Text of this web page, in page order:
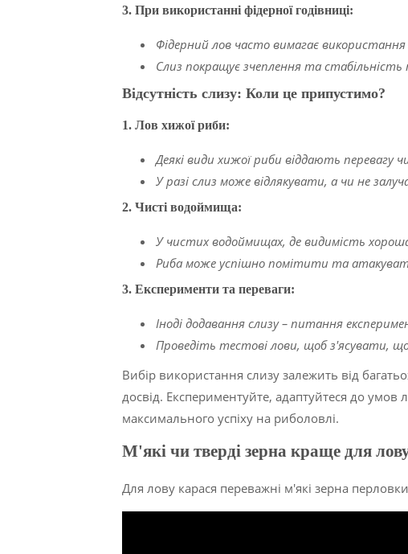
3. При використанні фідерної годівниці:
Фідерний лов часто вимагає використання
Слиз покращує зчеплення та стабільність
Відсутність слизу: Коли це припустимо?
1. Лов хижої риби:
Деякі види хижої риби віддають перевагу
У разі слиз може відлякувати, а чи не
2. Чисті водоймища:
У чистих водоймищах, де видимість
Риба може успішно помітити та
3. Експерименти та переваги:
Іноді додавання слизу – питання
Проведіть тестові лови, щоб з'ясувати,
Вибір використання слизу залежить від
досвід. Експериментуйте, адаптуйтеся до
максимального успіху на риболовлі.
М'які чи тверді зерна краще для
Для лову карася переважні м'які зерна